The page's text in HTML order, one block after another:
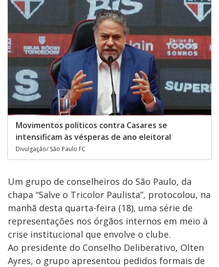
Movimentos políticos contra Casares se
intensificam às vésperas de ano eleitoral
Divulgação/ São Paulo FC
Um grupo de conselheiros do São Paulo, da
chapa “Salve o Tricolor Paulista”, protocolou, na
manhã desta quarta-feira (18), uma série de
representações nos órgãos internos em meio à
crise institucional que envolve o clube.
Ao presidente do Conselho Deliberativo, Olten
Ayres, o grupo apresentou pedidos formais de